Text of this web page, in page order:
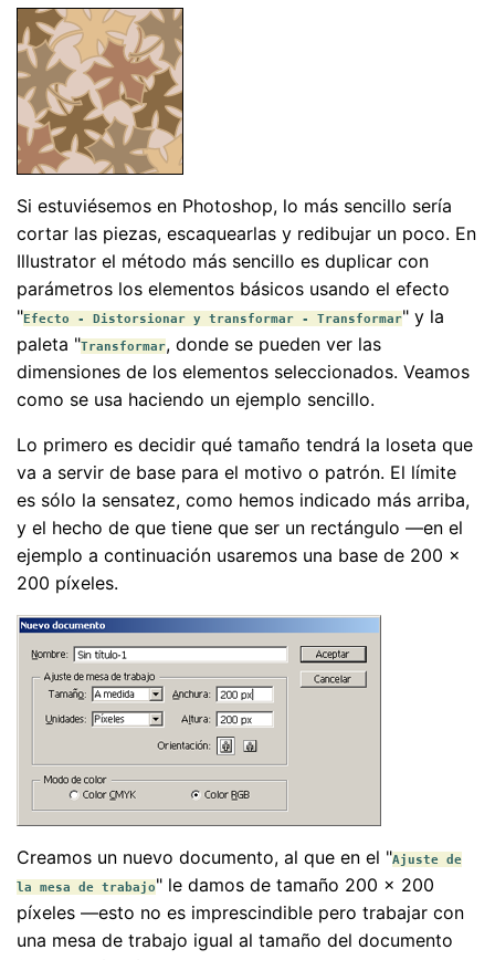
Si estuviésemos en Photoshop, lo más sencillo sería
cortar las piezas, escaquearlas y redibujar un poco. En
Illustrator el método más sencillo es duplicar con
parámetros los elementos básicos usando el efecto
"Efecto - Distorsionar y transformar - Transformar" y la
paleta "Transformar, donde se pueden ver las
dimensiones de los elementos seleccionados. Veamos
como se usa haciendo un ejemplo sencillo.
Lo primero es decidir qué tamaño tendrá la loseta que
va a servir de base para el motivo o patrón. El límite
es sólo la sensatez, como hemos indicado más arriba,
y el hecho de que tiene que ser un rectángulo —en el
ejemplo a continuación usaremos una base de 200 ×
200 píxeles.
Creamos un nuevo documento, al que en el "Ajuste de
la mesa de trabajo" le damos de tamaño 200 × 200
píxeles —esto no es imprescindible pero trabajar con
una mesa de trabajo igual al tamaño del documento